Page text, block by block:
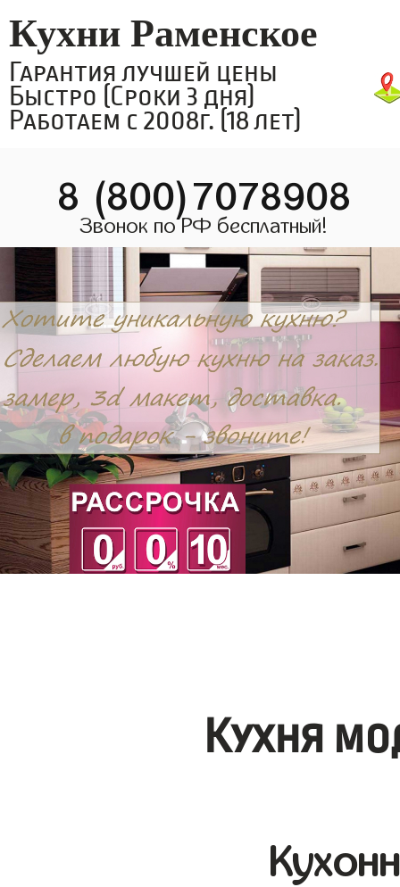
Кухни Раменское
Гарантия лучшей цены
Быстро (Сроки 3 дня)
Работаем с 2008г. (18 лет)
8 (800)7078908
Звонок по РФ бесплатный!
Кухня